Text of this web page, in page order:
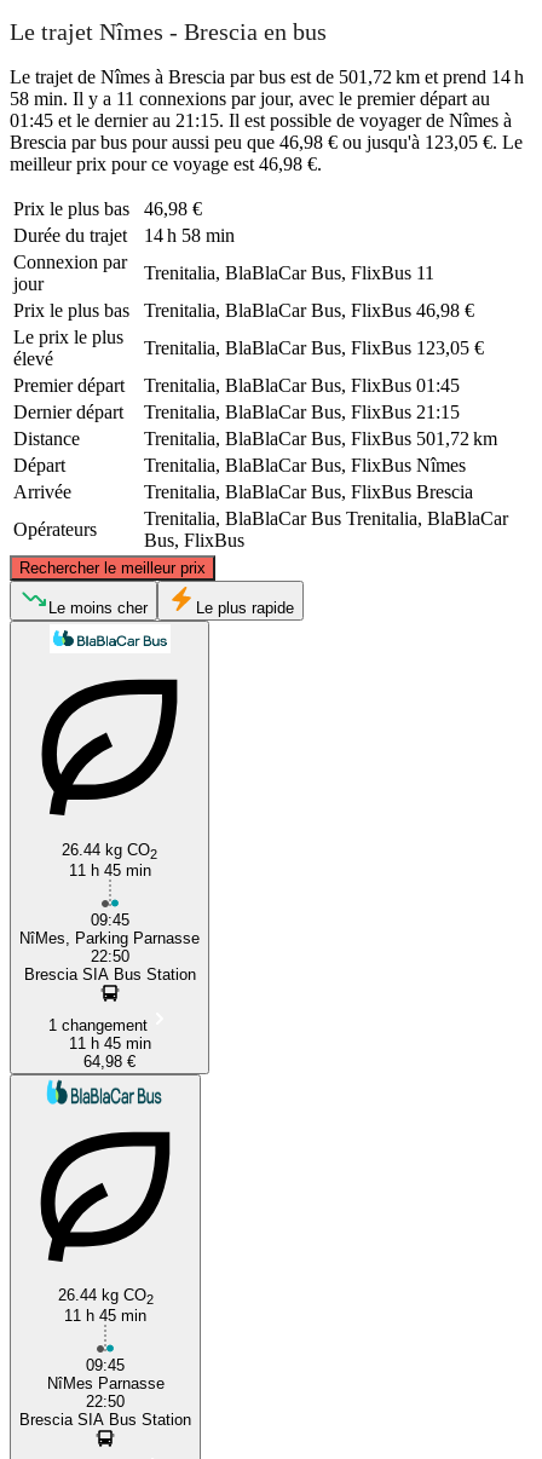
Le trajet Nîmes - Brescia en bus
Le trajet de Nîmes à Brescia par bus est de 501,72 km et prend 14 h
58 min. Il y a 11 connexions par jour, avec le premier départ au
01:45 et le dernier au 21:15. Il est possible de voyager de Nîmes à
Brescia par bus pour aussi peu que 46,98 € ou jusqu'à 123,05 €. Le
meilleur prix pour ce voyage est 46,98 €.
Prix ​​le plus bas
46,98 €
Durée du trajet
14 h 58 min
Connexion par
jour
Trenitalia, BlaBlaCar Bus, FlixBus 11
Prix ​​le plus bas
Trenitalia, BlaBlaCar Bus, FlixBus 46,98 €
Le prix le plus
élevé
Trenitalia, BlaBlaCar Bus, FlixBus 123,05 €
Premier départ
Trenitalia, BlaBlaCar Bus, FlixBus 01:45
Dernier départ
Trenitalia, BlaBlaCar Bus, FlixBus 21:15
Distance
Trenitalia, BlaBlaCar Bus, FlixBus 501,72 km
Départ
Trenitalia, BlaBlaCar Bus, FlixBus Nîmes
Arrivée
Trenitalia, BlaBlaCar Bus, FlixBus Brescia
Opérateurs
Trenitalia, BlaBlaCar Bus Trenitalia, BlaBlaCar
Bus, FlixBus
Rechercher le meilleur prix
Nîmes
Le moins cher Le plus rapide
26.44 kg CO2
11 h 45 min
09:45
NîMes, Parking Parnasse
22:50
Brescia SIA Bus Station
1 changement
11 h 45 min
64,98 €
26.44 kg CO2
11 h 45 min
09:45
NîMes Parnasse
22:50
Brescia SIA Bus Station